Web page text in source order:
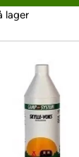
lager